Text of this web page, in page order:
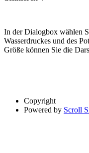
In der Dialogbox wählen
Wasserdruckes und des
Größe können Sie die
Copyright
Powered by Scroll